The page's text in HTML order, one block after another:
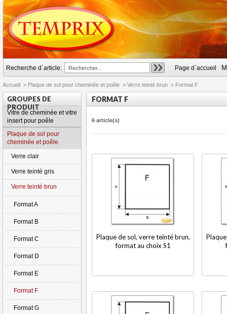
Recherche d´article: Page d´accueil
Accueil > Plaque de sol pour cheminée et poêle > Verre teinté brun > Format F
FORMAT F
6 article(s)
Plaque de sol, verre teinté brun,
format au choix S1
GROUPES DE
PRODUIT
Vitre de cheminée et vitre
insert pour poêle
Plaque de sol pour
cheminée et poêle
Verre clair
Verre teinté gris
Verre teinté brun
Format A
Format B
Format C
Format D
Format E
Format F
Format G